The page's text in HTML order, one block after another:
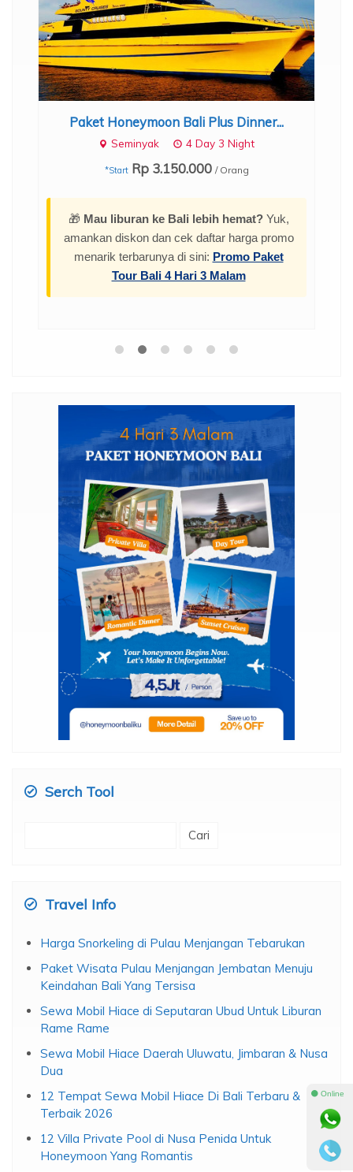
Paket Honeymoon Bali Plus Dinner...
Seminyak 4 Day 3 Night
*Start Rp 3.150.000 / Orang
🎁 Mau liburan ke Bali lebih hemat?Yuk,
amankan diskon dan cek daftar harga promo
menarik terbarunya di sini: Promo Paket
Tour Bali 4 Hari 3 Malam
Serch Tool
Travel Info
Harga Snorkeling di Pulau Menjangan Tebarukan
Paket Wisata Pulau Menjangan Jembatan Menuju
Keindahan Bali Yang Tersisa
Sewa Mobil Hiace di Seputaran Ubud Untuk Liburan
Rame Rame
Sewa Mobil Hiace Daerah Uluwatu, Jimbaran & Nusa
Dua
12 Tempat Sewa Mobil Hiace Di Bali Terbaru &
Terbaik 2026
12 Villa Private Pool di Nusa Penida Untuk
Honeymoon Yang Romantis
⚫ Online